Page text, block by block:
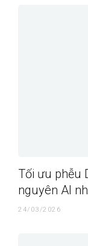
Tối ưu phễu
nguyên AI
24/03/2026